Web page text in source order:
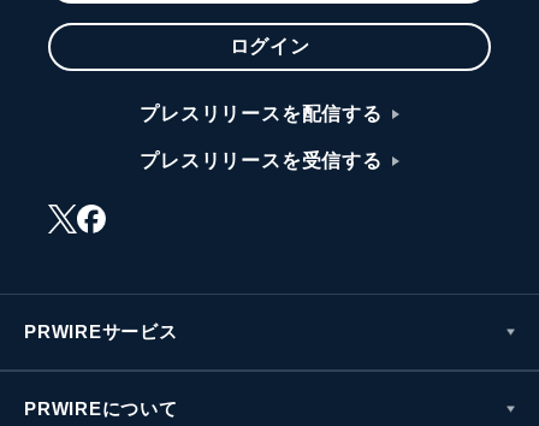
ログイン
プレスリリースを配信する
プレスリリースを受信する
PRWIREサービス
PRWIREについて